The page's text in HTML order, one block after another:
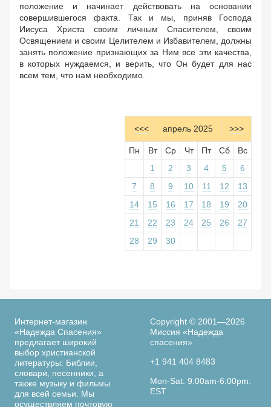
положение и начинает действовать на основании
совершившегося факта. Так и мы, приняв Господа
Иисуса Христа своим личным Спасителем, своим
Освящением и своим Целителем и Избавителем, должны
занять положение признающих за Ним все эти качества,
в которых нуждаемся, и верить, что Он будет для нас
всем тем, что нам необходимо.
<<< апрель 2025 >>>
Пн Вт Ср Чт Пт Сб
Вс
1
2 3 4 5
6
7
8 9 10 11 12
13
14
15 16 17 18 19
20
21
22 23 24 25 26
27
28
29 30
Интернет-магазин
«Надежда Спасения»
предлагает широкий
выбор христианской
литературы: Библии,
словари, песенники, а
также музыку и фильмы
для всей семьи. Мы
осуществляем почтовую
Copyright © 2001—2026
Миссия «Надежда
спасения»
+1 941 404 8483
Mon-Sat: 9:00am-6:00pm.
EST